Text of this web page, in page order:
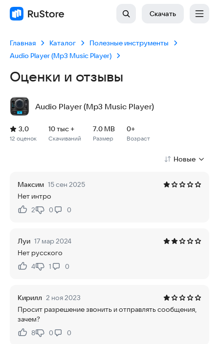
Скачать
Главная Каталог
Полезные инструменты
Audio Player (Mp3 Music Player)
Оценки и отзывы
Audio Player (Mp3 Music Player)
Рейтинг: 3,0, 12 оценок
Скачиваний: 10 тыс +
Размер файла: 7.0 MB
Возрастное ограничение: 7.0 MB
12 оценок
3,0
Скачиваний
10 тыс +
Размер
7.0 MB
Возраст
0+
Новые
Максим 15 сен 2025
Нет интро
Нравится:
2Не нравится:
0 0
Луи 17 мар 2024
Нет русского
Нравится:
4Не нравится:
1 0
Кирилл 2 ноя 2023
Просит разрешение звонить и отправлять сообщения,
зачем?
Нравится:
8Не нравится:
0 0